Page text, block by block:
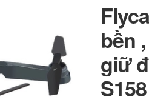
bền
giữ
S158